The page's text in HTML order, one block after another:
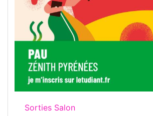
Sorties Salon